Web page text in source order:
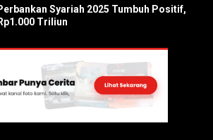
Syariah 2025 Tumbuh Positif,
Triliun